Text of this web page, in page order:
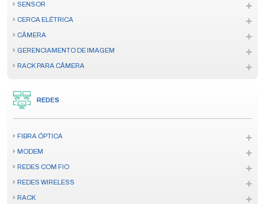
SENSOR
CERCA ELÉTRICA
CÂMERA
GERENCIAMENTO DE IMAGEM
RACK PARA CÂMERA
REDES
FIBRA ÓPTICA
MODEM
REDES COM FIO
REDES WIRELESS
RACK